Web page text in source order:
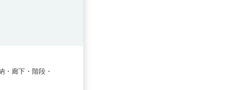
・ 廊下・ 階段・